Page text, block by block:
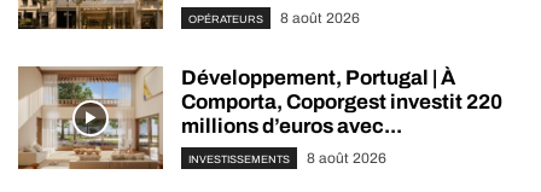
OPÉRATEURS 8 août 2026
Développement, Portugal | À
Comporta, Coporgest investit 220
millions d’euros avec...
INVESTISSEMENTS 8 août 2026